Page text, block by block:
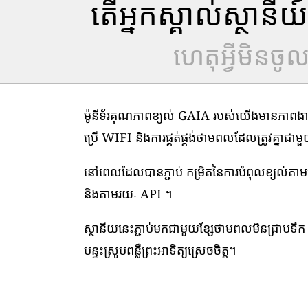
តើអ្នកស្គាល់ស្ថ
ហេតុអ្វីមិនចូ
ម៉ូនីទ័រគុណភាពខ្យល់ GAIA របស់យើងមានភាពងា
ប្រើ WIFI និងការផ្គត់ផ្គង់ថាមពលដែលត្រូវគ្នាជ
នៅពេលដែលបានភ្ជាប់ កម្រិតនៃការបំពុលខ្យល់តា
និងតាមរយៈ API ។
ស្ថានីយនេះភ្ជាប់មកជាមួយខ្សែថាមពលមិនជ្រាបទឹ
បន្ទះស្រូបពន្លឺព្រះអាទិត្យស្រេចចិត្ត។